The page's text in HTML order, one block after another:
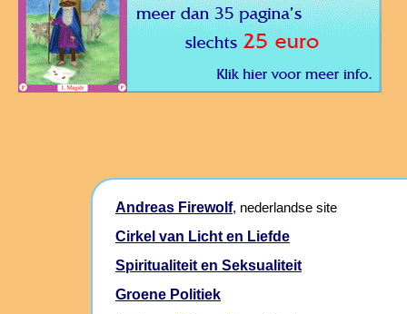
Andreas Firewolf, nederlandse site
Cirkel van Licht en Liefde
Spiritualiteit en Seksualiteit
Groene Politiek